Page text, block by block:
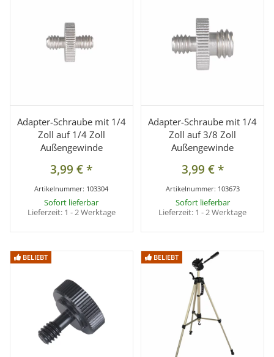
Adapter-Schraube mit 1/4
Zoll auf 1/4 Zoll
Außengewinde
3,99 €*
Artikelnummer: 103304
Sofort lieferbar
Lieferzeit: 1 - 2 Werktage
Adapter-Schraube mit 1/4
Zoll auf 3/8 Zoll
Außengewinde
3,99 €*
Artikelnummer: 103673
Sofort lieferbar
Lieferzeit: 1 - 2 Werktage
BELIEBT
BELIEBT BELIEBT
BELIEBT